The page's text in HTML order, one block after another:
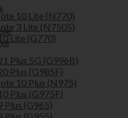
10 Lite (N770)
3 Lite (N7505)
Lite (G770)
Plus 5G (G996B)
Plus (G985F)
10 Plus (N975)
Plus (G975F)
Plus (G965)